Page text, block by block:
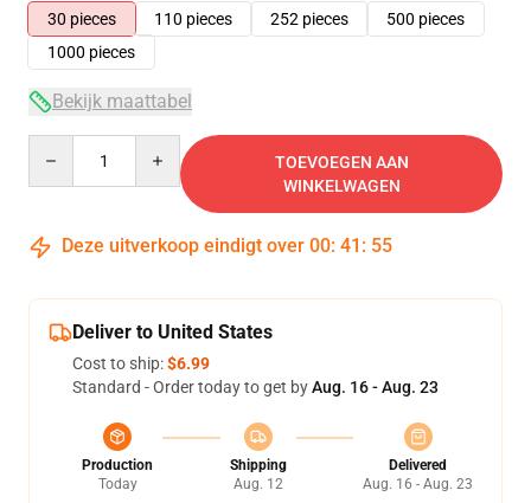
30 pieces
110 pieces 252 pieces
500 pieces
1000 pieces
Bekijk maattabel
TOEVOEGEN AAN
WINKELWAGEN
Deze uitverkoop eindigt over 00: 41 : 54
Deliver to United States
Cost to ship:$6.99
Standard - Order today to get byAug. 16 - Aug. 23
Production
Today
Shipping
Aug. 12
Delivered
Aug. 16 - Aug. 23